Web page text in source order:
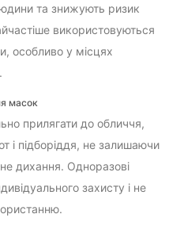
та знижують ризик
використовуються
особливо у місцях
масок
прилягати до обличчя,
і підборіддя, не залишаючи
дихання. Одноразові
захисту і не